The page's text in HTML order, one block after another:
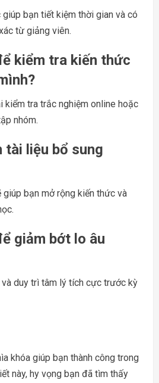
giúp bạn tiết kiệm thời gian và có
từ giảng viên.
kiểm tra kiến thức
kiểm tra trắc nghiệm online hoặc
nhóm.
tài liệu bổ sung
giúp bạn mở rộng kiến thức và
giảm bớt lo âu
và duy trì tâm lý tích cực trước kỳ
khóa giúp bạn thành công trong
này, hy vọng bạn đã tìm thấy